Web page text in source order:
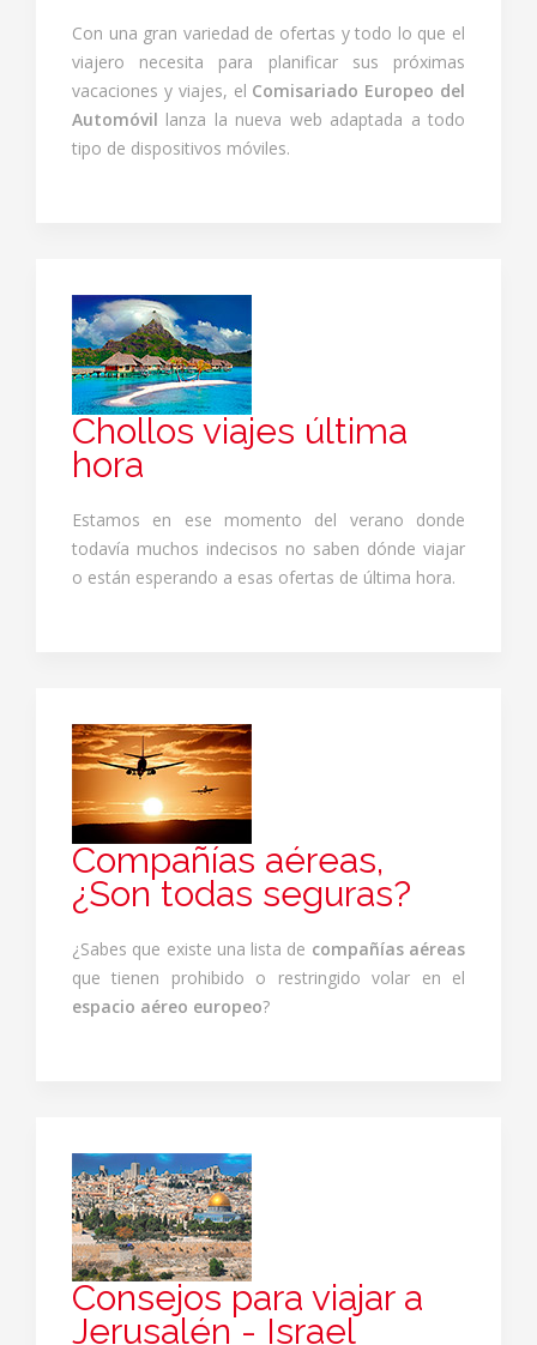
Con una gran variedad de ofertas y todo lo que el
viajero necesita para planificar sus próximas
vacaciones y viajes, el Comisariado Europeo del
Automóvil lanza la nueva web adaptada a todo
tipo de dispositivos móviles.
Chollos viajes última
hora
Estamos en ese momento del verano donde
todavía muchos indecisos no saben dónde viajar
o están esperando a esas ofertas de última hora.
Compañías aéreas,
¿Son todas seguras?
¿Sabes que existe una lista de compañías aéreas
que tienen prohibido o restringido volar en el
espacio aéreo europeo?
Consejos para viajar a
Jerusalén - Israel